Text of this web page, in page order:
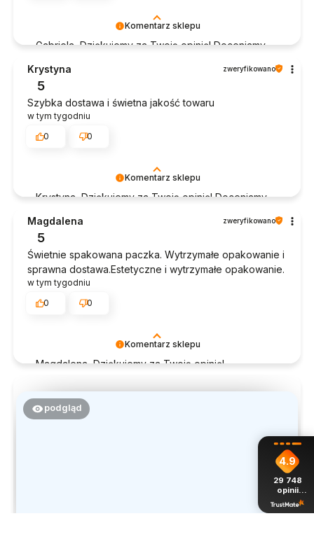
Komentarz sklepu
Gabriela, Dziękujemy za Twoją opinię! Doceniamy
doświadczeniem. Jesteśmy szczęśliwi, że mamy
takich klientów. Z pozdrowieniami, obsługa sklepu.
Komentarz sklepu
Krystyna, Dziękujemy za Twoją opinię! Doceniamy
doświadczeniem. Jesteśmy szczęśliwi, że mamy
takich klientów. Z pozdrowieniami, obsługa sklepu.
Krystyna zweryfikowano
5
Szybka dostawa i świetna jakość towaru
w tym tygodniu
0
0
Komentarz sklepu
Magdalena, Dziękujemy za Twoją opinię!
nami Twoim doświadczeniem. Jesteśmy szczęśliwi,
że mamy takich klientów. Z pozdrowieniami, obsługa
sklepu.
Magdalena zweryfikowano
5
Świetnie spakowana paczka. Wytrzymałe opakowanie i
sprawna dostawa.Estetyczne i wytrzymałe opakowanie.
w tym tygodniu
0
0
podgląd
4.9
29 748
opinii
z całego
okresu